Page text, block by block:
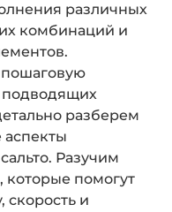
различных
комбинаций и
разберем
аспекты
Разучим
помогут
скорость и